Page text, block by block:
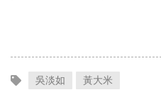
吳淡如 黃大米